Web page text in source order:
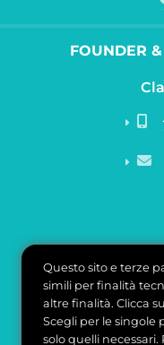
FOUNDER &
Questo sito e terze
simili per finalità
altre finalità. Clicca
Scegli per le singole
solo quelli necessari.